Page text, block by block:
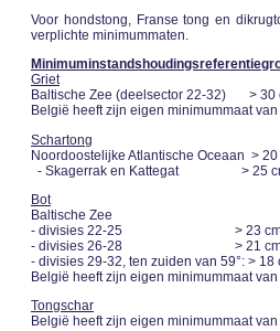
Voor hondstong, Franse tong en
verplichte minimummaten.
Griet
Baltische Zee (deelsector 22-32) > 30
België heeft zijn eigen minimummaat
Schartong
Noordoostelijke Atlantische Oceaan > 20
- Skagerrak en Kattegat > 25
Bot
Baltische Zee
- divisies 22-25 > 23
- divisies 26-28 > 21
- divisies 29-32, ten zuiden van 59°: > 18
België heeft zijn eigen minimummaat
Tongschar
België heeft zijn eigen minimummaat